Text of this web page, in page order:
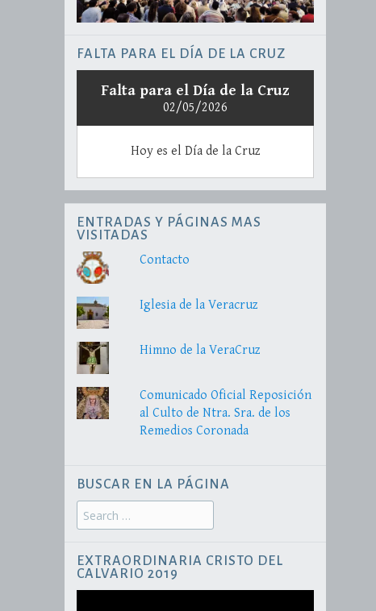
FALTA PARA EL DÍA DE LA CRUZ
Falta para el Día de la Cruz
02/05/2026
Hoy es el Día de la Cruz
ENTRADAS Y PÁGINAS MAS
VISITADAS
Contacto
Iglesia de la Veracruz
Himno de la VeraCruz
Comunicado Oficial Reposición
al Culto de Ntra. Sra. de los
Remedios Coronada
BUSCAR EN LA PÁGINA
Search
for:
EXTRAORDINARIA CRISTO DEL
CALVARIO 2019